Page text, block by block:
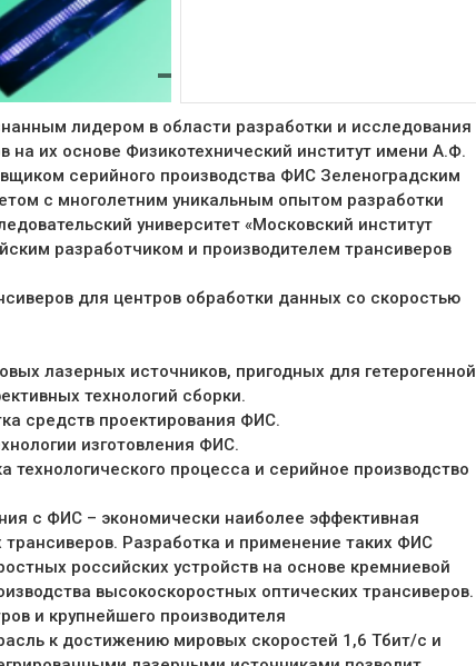
лидером в области разработки и исследования
на их основе Физикотехнический институт имени А.Ф.
серийного производства ФИС Зеленоградским
с многолетним уникальным опытом разработки
университет «Московский институт
разработчиком и производителем трансиверов
для центров обработки данных со скоростью
лазерных источников, пригодных для гетерогенной
технологий сборки.
средств проектирования ФИС.
изготовления ФИС.
процесса и серийное производство
с ФИС – экономически наиболее эффективная
Разработка и применение таких ФИС
российских устройств на основе кремниевой
высокоскоростных оптических трансиверов.
и крупнейшего производителя
к достижению мировых скоростей 1,6 Тбит/с и